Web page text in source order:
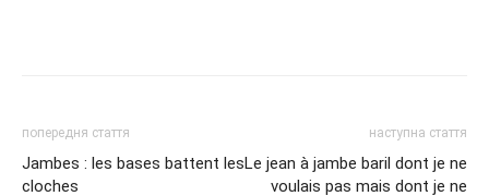
попередня стаття
Jambes : les bases battent les
cloches
наступна стаття
Le jean à jambe baril dont je ne
voulais pas mais dont je ne